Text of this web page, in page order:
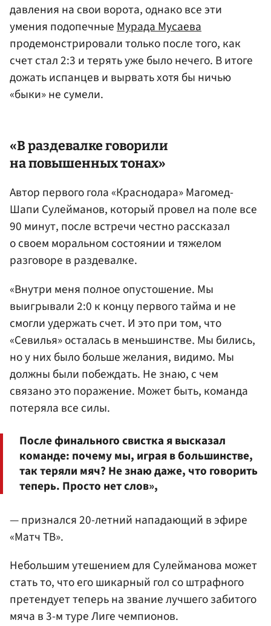
давления на свои ворота, однако все эти
умения подопечныеМурада Мусаева
продемонстрировали только после того, как
счет стал 2:3 и терять уже было нечего. В итоге
дожать испанцев и вырвать хотя бы ничью
«быки» не сумели.
«В раздевалке говорили
на повышенных тонах»
Автор первого гола «Краснодара» Магомед-
Шапи Сулейманов, который провел на поле все
90 минут, после встречи честно рассказал
о своем моральном состоянии и тяжелом
разговоре в раздевалке.
«Внутри меня полное опустошение. Мы
выигрывали 2:0 к концу первого тайма и не
смогли удержать счет. И это при том, что
«Севилья» осталась в меньшинстве. Мы бились,
но у них было больше желания, видимо. Мы
должны были побеждать. Не знаю, с чем
связано это поражение. Может быть, команда
потеряла все силы.
После финального свистка я высказал
команде: почему мы, играя в большинстве,
так теряли мяч? Не знаю даже, что говорить
теперь. Просто нет слов»,
— признался 20-летний нападающий в эфире
«Матч ТВ».
Небольшим утешением для Сулейманова может
стать то, что его шикарный гол со штрафного
претендует теперь на звание лучшего забитого
мяча в 3-м туре Лиге чемпионов.